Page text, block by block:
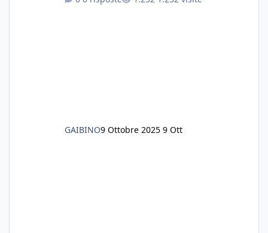
GAIBINO9 Ottobre 2025 9 Ott